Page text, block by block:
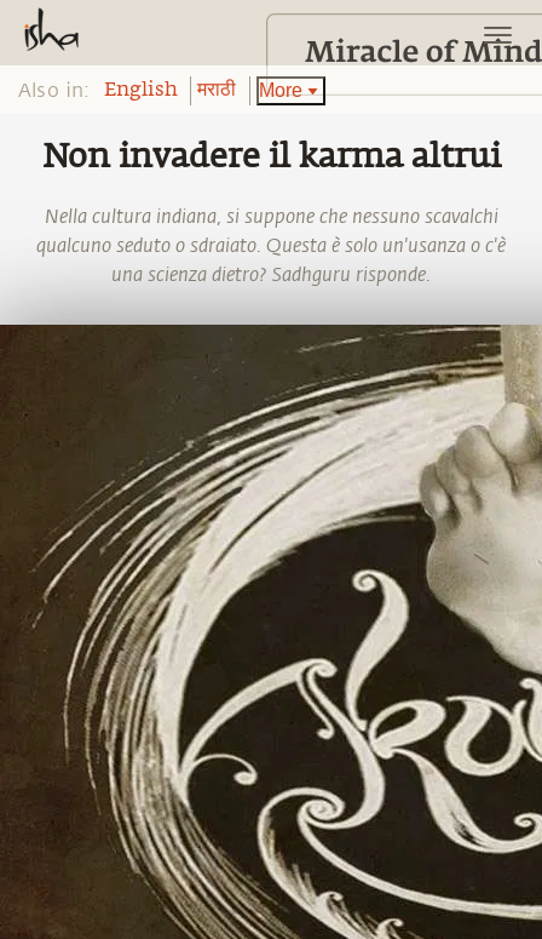
Also in: English मराठी More
Non invadere il karma altrui
Nella cultura indiana, si suppone che nessuno scavalchi
qualcuno seduto o sdraiato. Questa è solo un'usanza o c'è
una scienza dietro? Sadhguru risponde.